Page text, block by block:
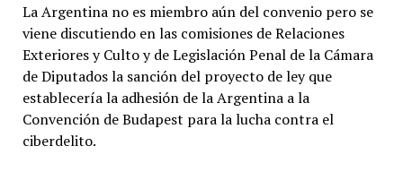
La Argentina no es miembro aún del convenio pero se
viene discutiendo en las comisiones de Relaciones
Exteriores y Culto y de Legislación Penal de la Cámara
de Diputados la sanción del proyecto de ley que
establecería la adhesión de la Argentina a la
Convención de Budapest para la lucha contra el
ciberdelito.